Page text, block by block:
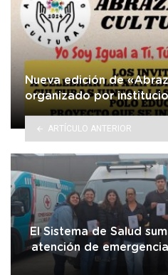
Nueva edición de
organizado por
ARTÍCULO ANTERIOR
El Sistema de Salud
atención de